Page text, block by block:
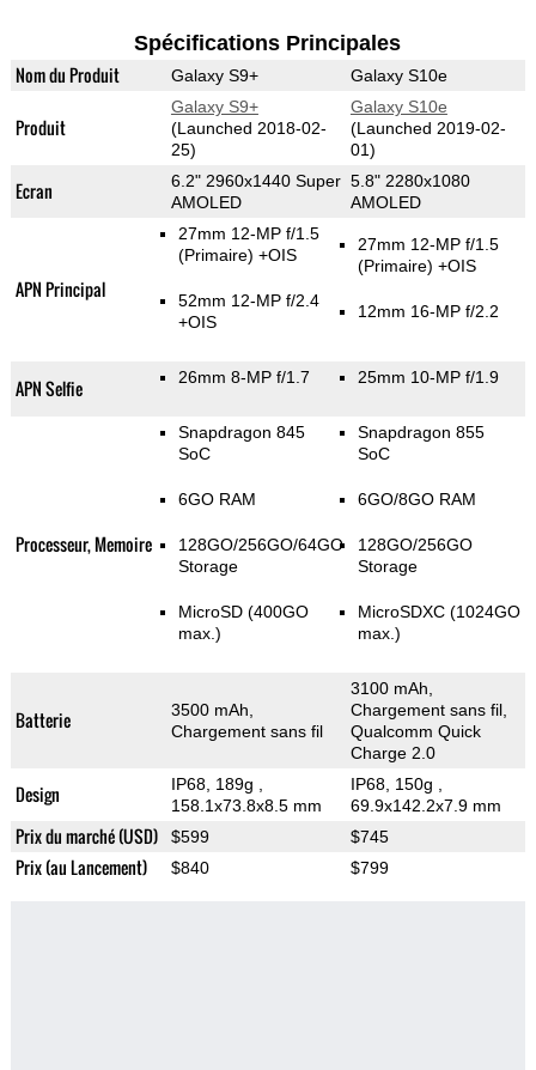
Spécifications Principales
Nom du Produit Galaxy S9+ Galaxy S10e
Produit
Galaxy S9+
(Launched 2018-02-
25)
Galaxy S10e
(Launched 2019-02-
01)
Ecran
6.2" 2960x1440 Super
AMOLED
5.8" 2280x1080
AMOLED
APN Principal
27mm 12-MP f/1.5
(Primaire) +OIS
52mm 12-MP f/2.4
+OIS
27mm 12-MP f/1.5
(Primaire) +OIS
12mm 16-MP f/2.2
APN Selfie 26mm 8-MP f/1.7 25mm 10-MP f/1.9
Processeur, Memoire
Snapdragon 845
SoC
6GO RAM
128GO/256GO/64GO
Storage
MicroSD (400GO
max.)
Snapdragon 855
SoC
6GO/8GO RAM
128GO/256GO
Storage
MicroSDXC (1024GO
max.)
Batterie
3500 mAh,
Chargement sans fil
3100 mAh,
Chargement sans fil,
Qualcomm Quick
Charge 2.0
Design IP68, 189g
158.1x73.8x8.5 mm
IP68, 150g
69.9x142.2x7.9 mm
Prix du marché (USD) $599 $745
Prix (au Lancement) $840 $799